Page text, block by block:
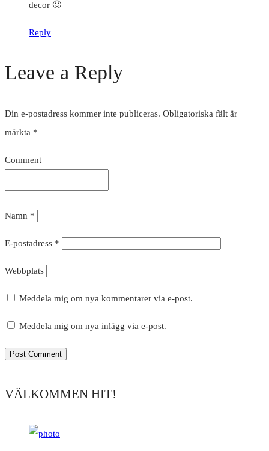
decor 🙂
Reply
Leave a Reply
Din e-postadress kommer inte publiceras. Obligatoriska fält är
märkta *
Comment
Namn *
E-postadress *
Webbplats
Meddela mig om nya kommentarer via e-post.
Meddela mig om nya inlägg via e-post.
VÄLKOMMEN HIT!